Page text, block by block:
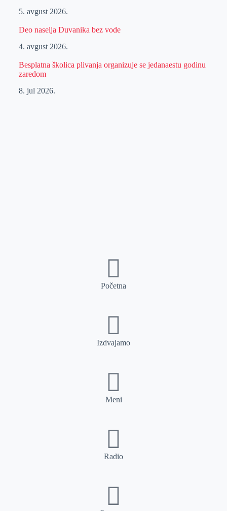
5. avgust 2026.
Deo naselja Duvanika bez vode
4. avgust 2026.
Besplatna školica plivanja organizuje se jedanaestu godinu
zaredom
8. jul 2026.
Početna
Izdvajamo
Meni
Radio